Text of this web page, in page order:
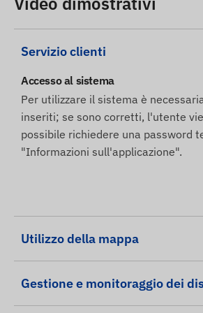
alcun compito a riguardo.
Se desiderate utilizzare il nostro
Altre informazioni
Il dispositivo e protetto da
invalidare la garanzia.
Se desiderate trasferire il
GSM, scheda madre e batteria).
Questo dispositivo funziona
servizi GSM in alcuni paesi (ad
Europa entro il 31 dicembre
Servizio clienti
Accesso al sistema
Per utilizzare il sistema è
inseriti; se sono corretti, l'utente
possibile richiedere una password
"Informazioni sull'applicazione".
Utilizzo della mappa
Gestione e monitoraggio dei